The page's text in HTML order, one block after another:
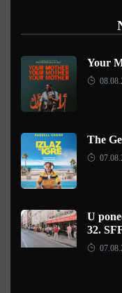
Your
The
U
32.